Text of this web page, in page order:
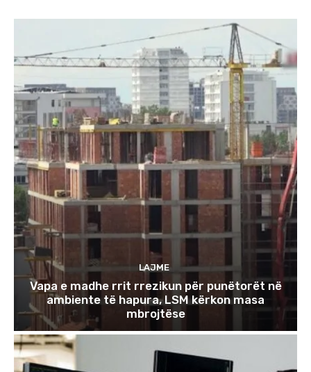
LAJME
Vapa e madhe rrit rrezikun për punëtorët në
ambiente të hapura, LSM kërkon masa
mbrojtëse